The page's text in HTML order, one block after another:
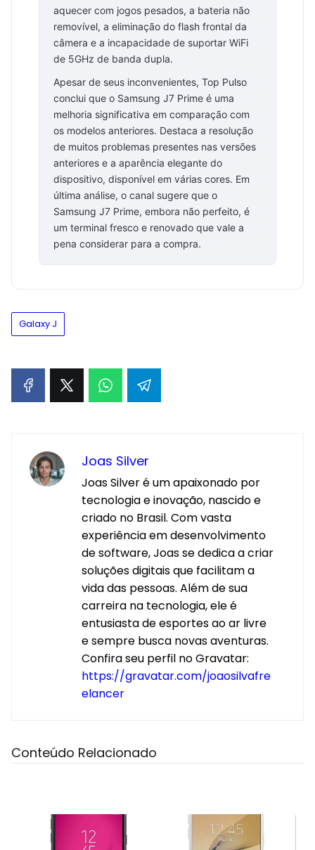
aquecer com jogos pesados, a bateria não
removível, a eliminação do flash frontal da
câmera e a incapacidade de suportar WiFi
de 5GHz de banda dupla.
Apesar de seus inconvenientes, Top Pulso
conclui que o Samsung J7 Prime é uma
melhoria significativa em comparação com
os modelos anteriores. Destaca a resolução
de muitos problemas presentes nas versões
anteriores e a aparência elegante do
dispositivo, disponível em várias cores. Em
última análise, o canal sugere que o
Samsung J7 Prime, embora não perfeito, é
um terminal fresco e renovado que vale a
pena considerar para a compra.
Galaxy J
Joas Silver
Joas Silver é um apaixonado por
tecnologia e inovação, nascido e
criado no Brasil. Com vasta
experiência em desenvolvimento
de software, Joas se dedica a criar
soluções digitais que facilitam a
vida das pessoas. Além de sua
carreira na tecnologia, ele é
entusiasta de esportes ao ar livre
e sempre busca novas aventuras.
Confira seu perfil no Gravatar:
https://gravatar.com/joaosilvafre
elancer
Conteúdo Relacionado